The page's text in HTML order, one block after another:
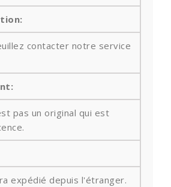
contacter notre service
pas un original qui est
expédié depuis l'étranger.